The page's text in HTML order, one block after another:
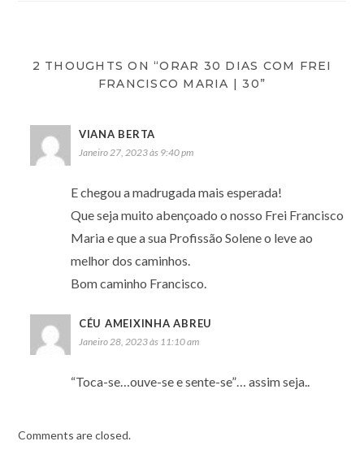
2 THOUGHTS ON “ORAR 30 DIAS COM FREI
FRANCISCO MARIA | 30”
VIANA BERTA
Janeiro 27, 2023 às 9:40 pm
E chegou a madrugada mais esperada!
Que seja muito abençoado o nosso Frei Francisco
Maria e que a sua Profissão Solene o leve ao
melhor dos caminhos.
Bom caminho Francisco.
CÉU AMEIXINHA ABREU
Janeiro 28, 2023 às 11:10 am
“Toca-se…ouve-se e sente-se”… assim seja..
Comments are closed.